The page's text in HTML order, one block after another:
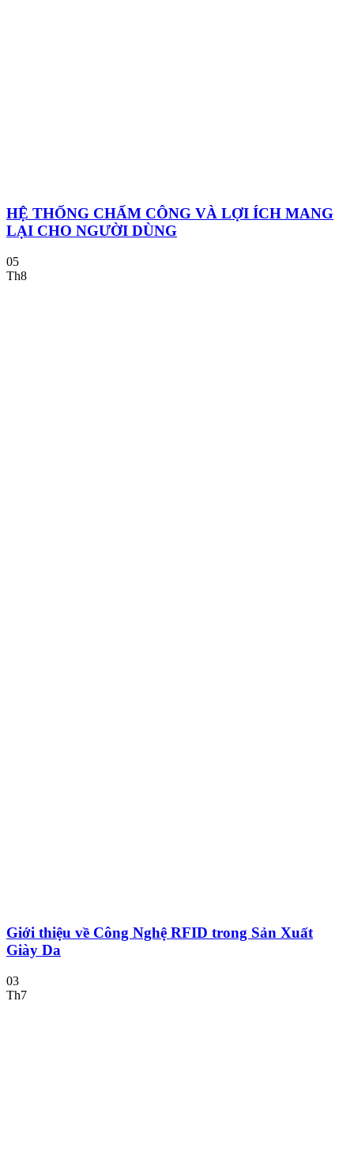
HỆ THỐNG CHẤM CÔNG VÀ LỢI ÍCH MANG
LẠI CHO NGƯỜI DÙNG
05
Th8
Giới thiệu về Công Nghệ RFID trong Sản Xuất
Giày Da
03
Th7